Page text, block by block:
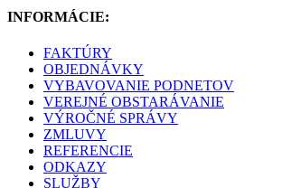
INFORMÁCIE:
FAKTÚRY
OBJEDNÁVKY
VYBAVOVANIE PODNETOV
VEREJNÉ OBSTARÁVANIE
VÝROČNÉ SPRÁVY
ZMLUVY
REFERENCIE
ODKAZY
SLUŽBY